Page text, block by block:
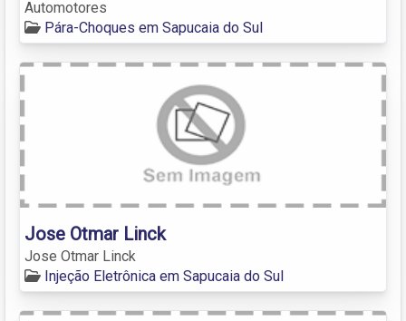
Automotores
Pára-Choques em Sapucaia do Sul
Jose Otmar Linck
Jose Otmar Linck
Injeção Eletrônica em Sapucaia do Sul